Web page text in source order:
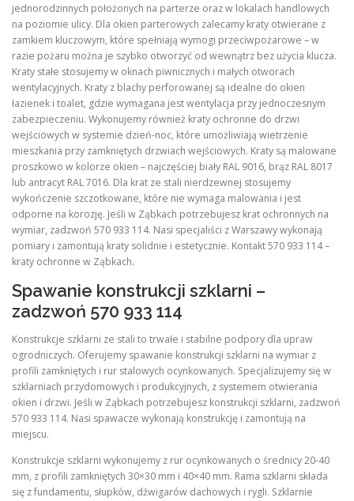
jednorodzinnych położonych na parterze oraz w lokalach handlowych
na poziomie ulicy. Dla okien parterowych zalecamy kraty otwierane z
zamkiem kluczowym, które spełniają wymogi przeciwpożarowe – w
razie pożaru można je szybko otworzyć od wewnątrz bez użycia klucza.
Kraty stałe stosujemy w oknach piwnicznych i małych otworach
wentylacyjnych. Kraty z blachy perforowanej są idealne do okien
łazienek i toalet, gdzie wymagana jest wentylacja przy jednoczesnym
zabezpieczeniu. Wykonujemy również kraty ochronne do drzwi
wejściowych w systemie dzień-noc, które umożliwiają wietrzenie
mieszkania przy zamkniętych drzwiach wejściowych. Kraty są malowane
proszkowo w kolorze okien – najczęściej biały RAL 9016, brąz RAL 8017
lub antracyt RAL 7016. Dla krat ze stali nierdzewnej stosujemy
wykończenie szczotkowane, które nie wymaga malowania i jest
odporne na korozję. Jeśli w Ząbkach potrzebujesz krat ochronnych na
wymiar, zadzwoń 570 933 114. Nasi specjaliści z Warszawy wykonają
pomiary i zamontują kraty solidnie i estetycznie. Kontakt 570 933 114 –
kraty ochronne w Ząbkach.
Spawanie konstrukcji szklarni –
zadzwoń 570 933 114
Konstrukcje szklarni ze stali to trwałe i stabilne podpory dla upraw
ogrodniczych. Oferujemy spawanie konstrukcji szklarni na wymiar z
profili zamkniętych i rur stalowych ocynkowanych. Specjalizujemy się w
szklarniach przydomowych i produkcyjnych, z systemem otwierania
okien i drzwi. Jeśli w Ząbkach potrzebujesz konstrukcji szklarni, zadzwoń
570 933 114. Nasi spawacze wykonają konstrukcję i zamontują na
miejscu.
Konstrukcje szklarni wykonujemy z rur ocynkowanych o średnicy 20-40
mm, z profili zamkniętych 30×30 mm i 40×40 mm. Rama szklarni składa
się z fundamentu, słupków, dźwigarów dachowych i rygli. Szklarnie